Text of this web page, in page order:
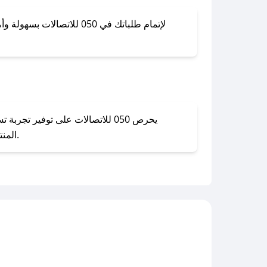
لإتمام طلباتك في 050
المنتجات بحالتها الأصلية وغير مستخدمة. يمكنك تقديم طلب الإرجاع بسهولة عبر موقعنا الإلكتروني أو من خلال خدمة العملاء.